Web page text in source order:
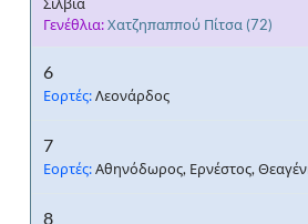
Γενέθλια:Χατζηπαππού Πίτσα (72)
6
Εορτές:Λεονάρδος
7
Εορτές:Αθηνόδωρος, Ερνέστος,
8